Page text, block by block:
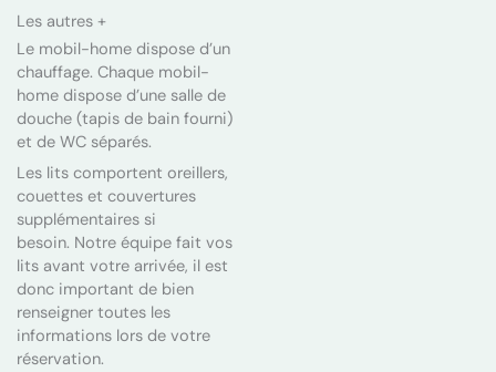
Les autres +
Le mobil-home dispose d’un
chauffage. Chaque mobil-
home dispose d’une salle de
douche (tapis de bain fourni)
et de WC séparés.
Les lits comportent oreillers,
couettes et couvertures
supplémentaires si
besoin. Notre équipe fait vos
lits avant votre arrivée, il est
donc important de bien
renseigner toutes les
informations lors de votre
réservation.